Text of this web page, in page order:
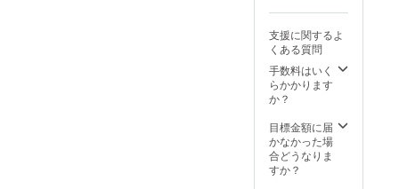
支援に関するよ
くある質問
手数料はいく
らかかります
か？
目標金額に届
かなかった場
合どうなりま
すか？